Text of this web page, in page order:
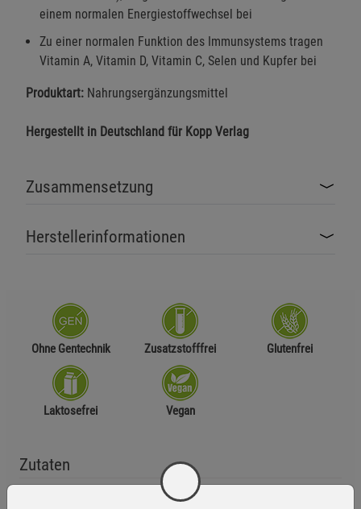
einem normalen Energiestoffwechsel bei
Zu einer normalen Funktion des Immunsystems tragen
Vitamin A, Vitamin D, Vitamin C, Selen und Kupfer bei
Produktart: Nahrungsergänzungsmittel
Hergestellt in Deutschland für Kopp Verlag
Zusammensetzung
Herstellerinformationen
Ohne Gentechnik Zusatzstofffrei Glutenfrei
Laktosefrei Vegan
Zutaten
Magnesiumsalze der Citronensäure, L-Ascorbinsäure,